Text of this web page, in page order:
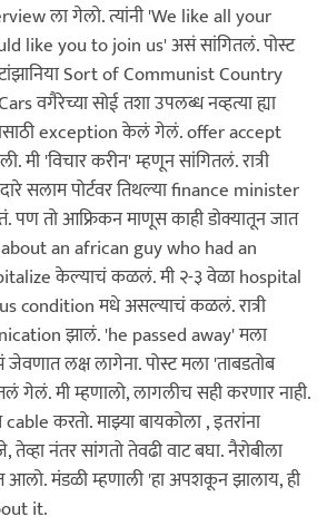
ला गेलो. त्यांनी 'We like all your
like you to join us' असं सांगितलं. पोस्ट
Sort of Communist Country
वगैरेच्या सोई तशा उपलब्ध नव्हत्या ह्या
exception केलं गेलं. offer accept
मी 'विचार करीन' म्हणून सांगितलं. रात्री
सलाम पोर्टवर तिथल्या finance minister
पण तो आफ्रिकन माणूस काही डोक्यातून जात
an african guy who had an
केल्याचं कळलं. मी २-३ वेळा hospital
condition मधे असल्याचं कळलं. रात्री
झालं. 'he passed away' मला
लक्ष लागेना. पोस्ट मला 'ताबडतोब
गेलं. मी म्हणालो, लागलीच सही करणार नाही.
करतो. माझ्या बायकोला , इतरांना
नंतर सांगतो तेवढी वाट बघा. नैरोबीला
आलो. मंडळी म्हणाली 'हा अपशकून झालाय, ही
it.